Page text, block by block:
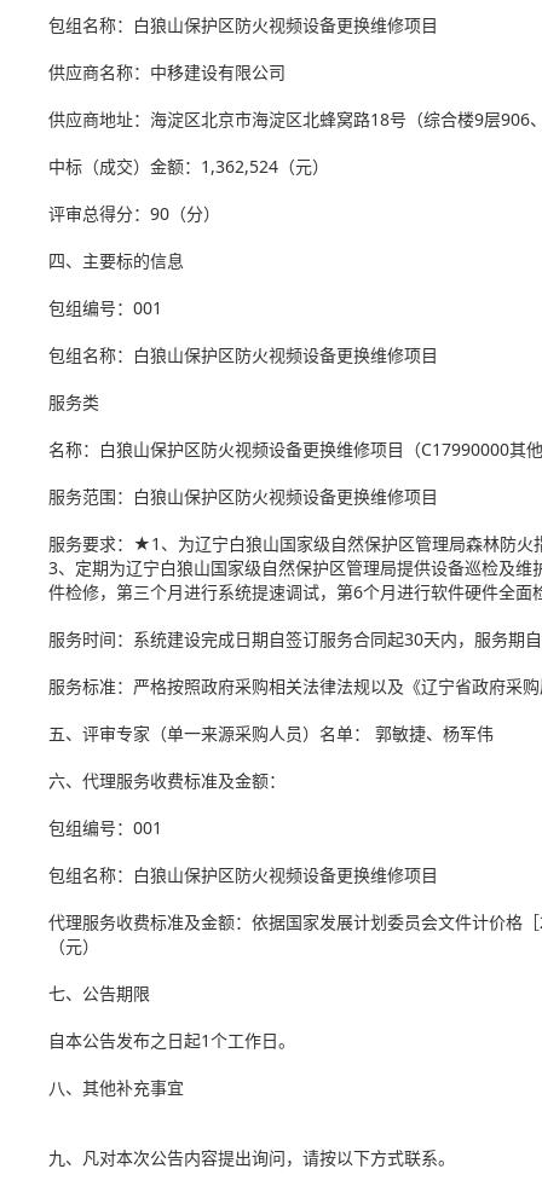
包组名称：白狼山保护区防火视频设备更换维修项目
供应商名称：中移建设有限公司
供应商地址：海淀区北京市海淀区北蜂窝路18号（综合楼9层906
中标（成交）金额：1,362,524（元）
评审总得分：90（分）
四、主要标的信息
包组编号：001
包组名称：白狼山保护区防火视频设备更换维修项目
服务类
名称：白狼山保护区防火视频设备更换维修项目（C17990000其
服务范围：白狼山保护区防火视频设备更换维修项目
服务要求：★1、为辽宁白狼山国家级自然保护区管理局森林防
3、定期为辽宁白狼山国家级自然保护区管理局提供设备巡检及
件检修，第三个月进行系统提速调试，第6个月进行软件硬件全面
服务时间：系统建设完成日期自签订服务合同起30天内，服务期
服务标准：严格按照政府采购相关法律法规以及《辽宁省政府采
五、评审专家（单一来源采购人员）名单： 郭敏捷、杨军伟
六、代理服务收费标准及金额：
包组编号：001
包组名称：白狼山保护区防火视频设备更换维修项目
代理服务收费标准及金额：依据国家发展计划委员会文件计价格
（元）
七、公告期限
自本公告发布之日起1个工作日。
八、其他补充事宜
九、凡对本次公告内容提出询问，请按以下方式联系。